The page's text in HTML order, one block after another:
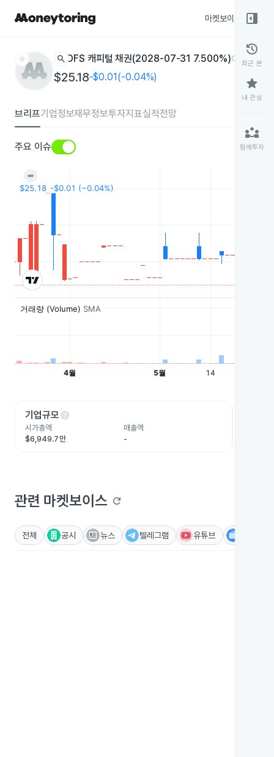
마켓보이스
star search OFS 캐피털 채권(2028-07-31 7.500%)OFSSO 나스닥
$25.18-$0.01(-0.04%)
브리프기업정보재무정보투자지표실적전망
주요 이슈
기업규모help
시가총액
$6,949.7만
매출액
-
관련 마켓보이스 refresh
전체 공시 뉴스 텔레그램 유튜브
right_panel_open
history
최근 본
star
내 관심
partner_exchange
함께투자